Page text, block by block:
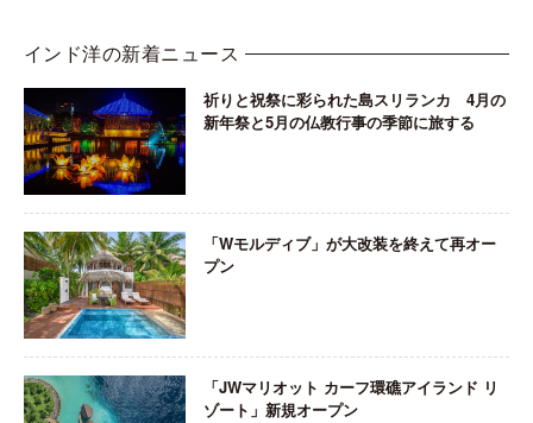
インド洋の新着ニュース
祈りと祝祭に彩られた島スリランカ 4月の
新年祭と5月の仏教行事の季節に旅する
「Wモルディブ」が大改装を終えて再オー
プン
「JWマリオット カーフ環礁アイランド リ
ゾート」新規オープン